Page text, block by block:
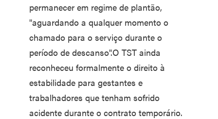
permanecer em regime de plantão,
"aguardando a qualquer momento o
chamado para o serviço durante o
período de descanso".O TST ainda
reconheceu formalmente o direito à
estabilidade para gestantes e
trabalhadores que tenham sofrido
acidente durante o contrato temporário.